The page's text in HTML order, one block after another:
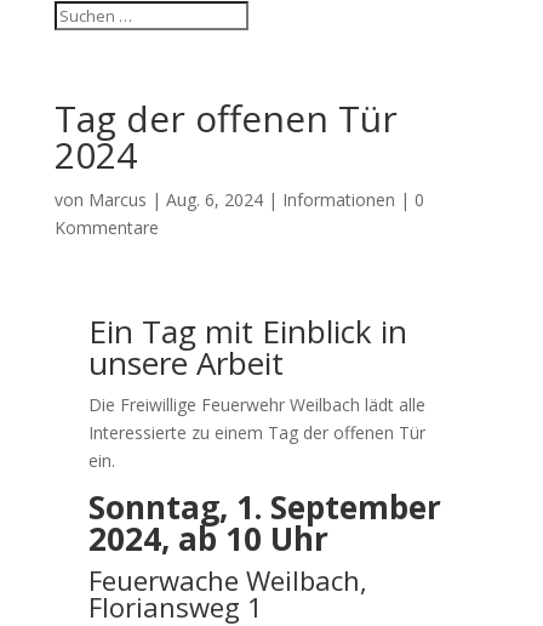
Tag der offenen Tür
2024
von Marcus | Aug. 6, 2024| Informationen | 0
Kommentare
Ein Tag mit Einblick in
unsere Arbeit
Die Freiwillige Feuerwehr Weilbach lädt alle
Interessierte zu einem Tag der offenen Tür
ein.
Sonntag, 1. September
2024, ab 10 Uhr
Feuerwache Weilbach,
Floriansweg 1